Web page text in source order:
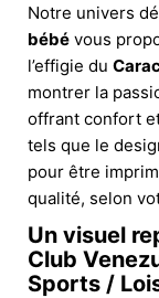
Notre univers
bébé vous
l’effigie du
montrer la
offrant confort
tels que le
pour être
qualité, selon
Un visuel
Club
Sports /